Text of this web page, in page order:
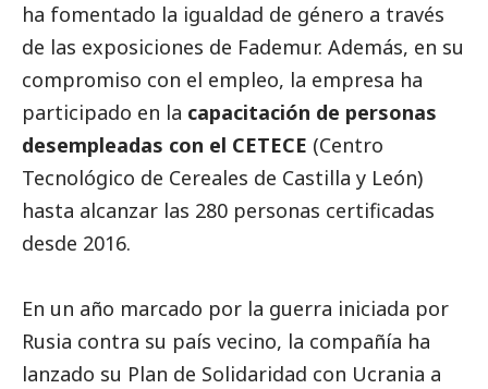
ha fomentado la igualdad de género a través
de las exposiciones de Fademur. Además, en su
compromiso con el empleo, la empresa ha
participado en la capacitación de personas
desempleadas con el CETECE (Centro
Tecnológico de Cereales de Castilla y León)
hasta alcanzar las 280 personas certificadas
desde 2016.
En un año marcado por la guerra iniciada por
Rusia contra su país vecino, la compañía ha
lanzado su Plan de Solidaridad con Ucrania a